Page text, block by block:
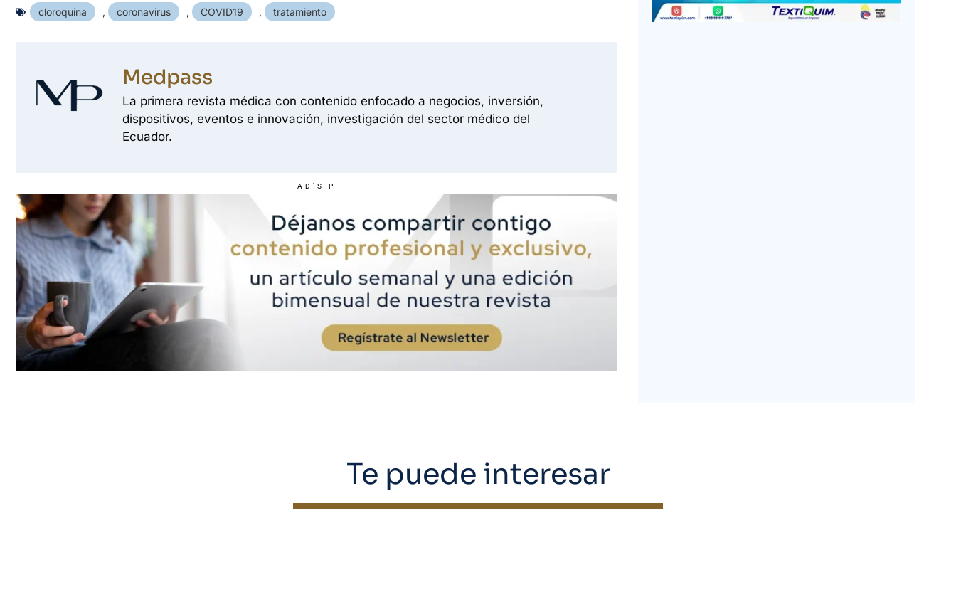
cloroquina , coronavirus , COVID19 , tratamiento
Medpass
La primera revista médica con contenido enfocado a negocios, inversión,
dispositivos, eventos e innovación, investigación del sector médico del
Ecuador.
AD'S P
Te puede interesar